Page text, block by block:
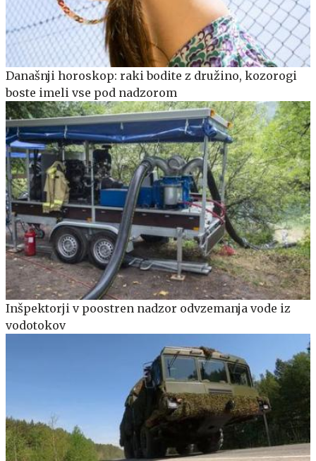
Današnji horoskop: raki bodite z družino, kozorogi
boste imeli vse pod nadzorom
Inšpektorji v poostren nadzor odvzemanja vode iz
vodotokov